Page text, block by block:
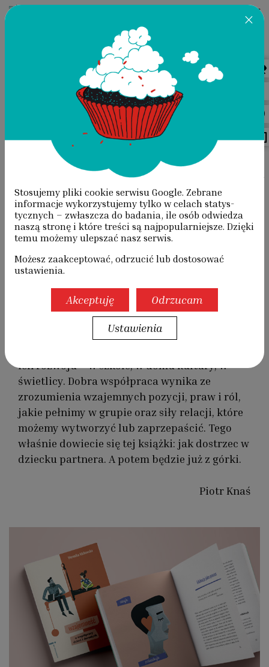
PUBLIKACJE
STRONA GŁÓWNA
WERONIKA IDZIKOWSKA,
WZAJEMNOŚĆ. O WSPÓŁPRACY DZIECI I DOROSŁYCH
WZAJEMNOŚĆ. O WSPÓŁPRACY
DZIECI I DOROSŁYCH
WERONIKA IDZIKOWSKA
Książka o budowaniu relacji pomiędzy
dziećmi i dorosłymi. Więzi i zaufanie
tworzymy wspólnie, ale to dla nas, dorosłych,
ich rozwoju – w szkole, w domu kultury, w
świetlicy. Dobra współpraca wynika ze
zrozumienia wzajemnych pozycji, praw i ról,
jakie pełnimy w grupie oraz siły relacji, które
możemy wytworzyć lub zaprzepaścić. Tego
właśnie dowiecie się tej książki: jak dostrzec w
dziecku partnera. A potem będzie już z górki.
Piotr Knaś
×
Stosujemy pliki cookie serwisu Google. Zebrane
informacje wyko­rzystujemy tylko w celach statys­
tycznych – zwłaszcza do badania, ile osób odwiedza
naszą stronę i które treści są najpopularniejsze. Dzięki
temu możemy ulepszać nasz serwis.
Możesz zaakceptować, odrzucić lub dostosować
ustawienia.
Akceptuję Odrzucam
Ustawienia